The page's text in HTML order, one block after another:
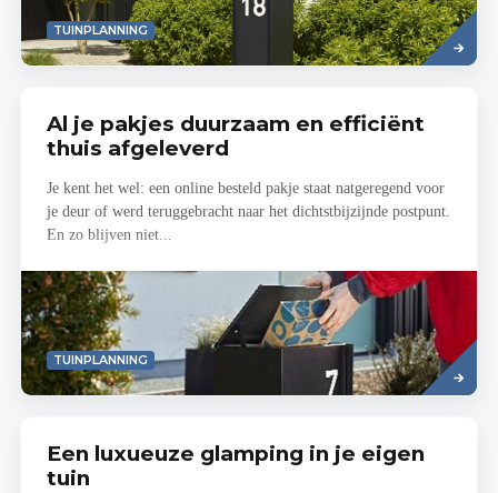
TUINPLANNING
Read
more
Al je pakjes duurzaam en efficiënt
thuis afgeleverd
Je kent het wel: een online besteld pakje staat natgeregend voor
je deur of werd teruggebracht naar het dichtstbijzijnde postpunt.
En zo blijven niet...
TUINPLANNING
Read
more
Een luxueuze glamping in je eigen
tuin